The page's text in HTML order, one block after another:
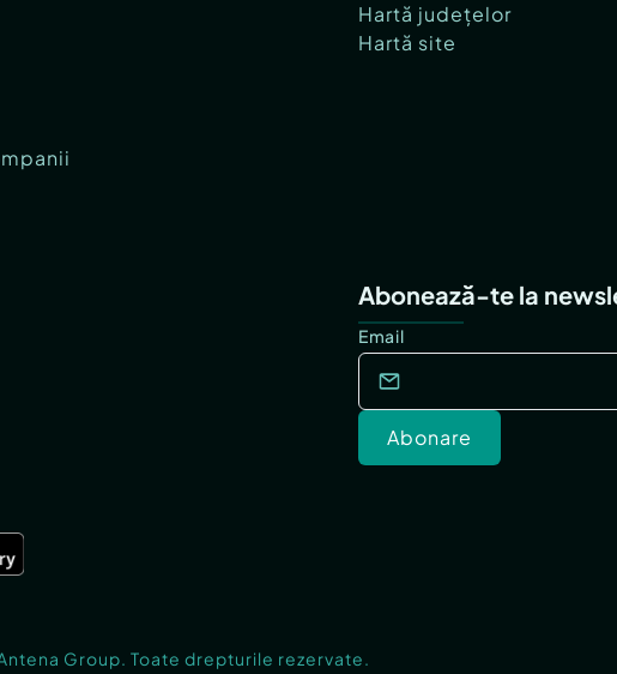
Hartă județelor
Hartă site
Abonează-te la
Email
Abonare
Group. Toate drepturile rezervate.